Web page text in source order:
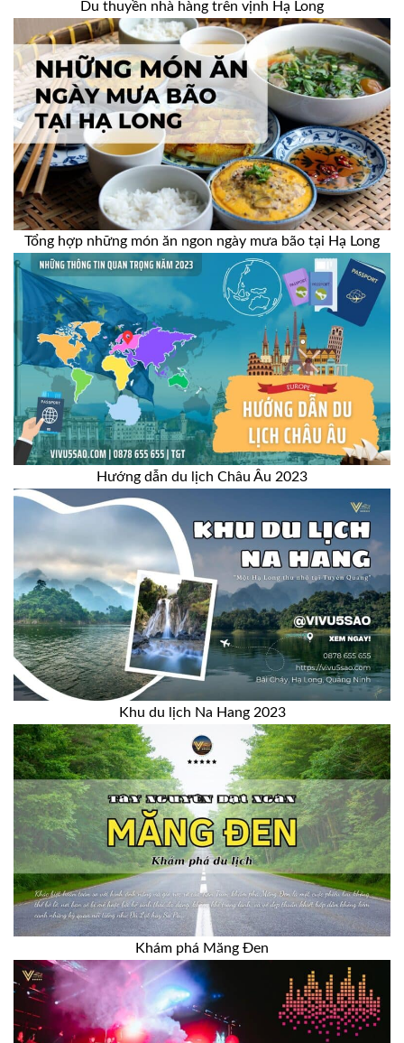
Du thuyền nhà hàng trên vịnh Hạ Long
Tổng hợp những món ăn ngon ngày mưa bão tại Hạ Long
Hướng dẫn du lịch Châu Âu 2023
Khu du lịch Na Hang 2023
Khám phá Măng Đen